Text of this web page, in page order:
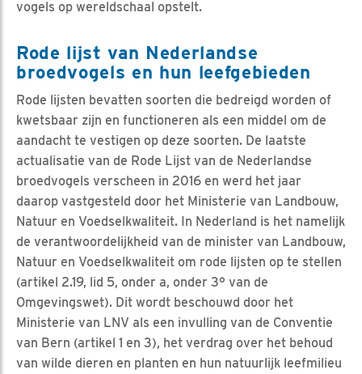
vogels op wereldschaal opstelt.
Rode lijst van Nederlandse
broedvogels en hun leefgebieden
Rode lijsten bevatten soorten die bedreigd worden of
kwetsbaar zijn en functioneren als een middel om de
aandacht te vestigen op deze soorten. De laatste
actualisatie van de Rode Lijst van de Nederlandse
broedvogels verscheen in 2016 en werd het jaar
daarop vastgesteld door het Ministerie van Landbouw,
Natuur en Voedselkwaliteit. In Nederland is het namelijk
de verantwoordelijkheid van de minister van Landbouw,
Natuur en Voedselkwaliteit om rode lijsten op te stellen
(artikel 2.19, lid 5, onder a, onder 3° van de
Omgevingswet). Dit wordt beschouwd door het
Ministerie van LNV als een invulling van de Conventie
van Bern (artikel 1 en 3), het verdrag over het behoud
van wilde dieren en planten en hun natuurlijk leefmilieu